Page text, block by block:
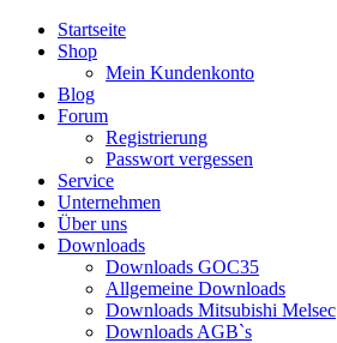
Startseite
Shop
Mein Kundenkonto
Blog
Forum
Registrierung
Passwort vergessen
Service
Unternehmen
Über uns
Downloads
Downloads GOC35
Allgemeine Downloads
Downloads Mitsubishi Melsec
Downloads AGB`s